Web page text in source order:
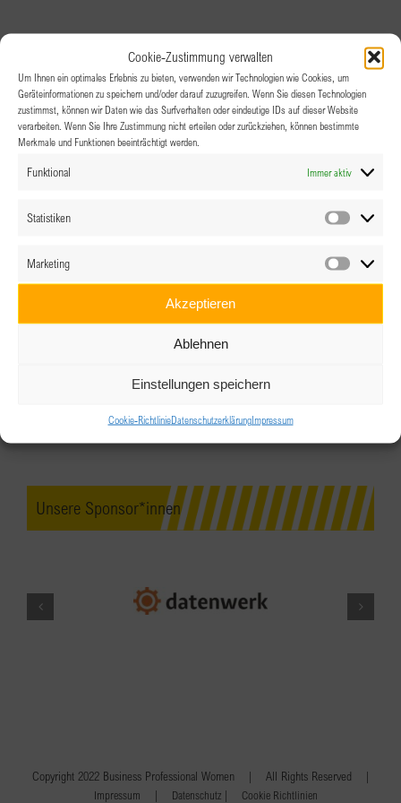
Cookie-Zustimmung verwalten
Um Ihnen ein optimales Erlebnis zu bieten, verwenden wir Technologien wie Cookies, um
Geräteinformationen zu speichern und/oder darauf zuzugreifen. Wenn Sie diesen Technologien
zustimmst, können wir Daten wie das Surfverhalten oder eindeutige IDs auf dieser Website
verarbeiten. Wenn Sie Ihre Zustimmung nicht erteilen oder zurückziehen, können bestimmte
Merkmale und Funktionen beeinträchtigt werden.
Funktional Immer aktiv
Statistiken
Marketing
Akzeptieren
Ablehnen
Einstellungen speichern
Cookie-RichtlinieDatenschutzerklärungImpressum
Unsere Sponsor*innen
Copyright 2022 Business Professional Women | All Rights Reserved |
Impressum | Datenschutz | Cookie Richtlinien